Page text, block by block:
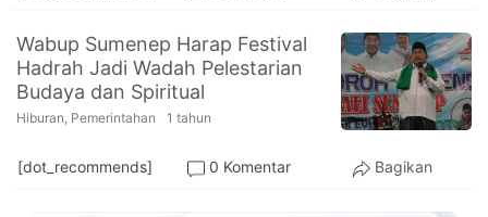
Wabup Sumenep Harap Festival
Hadrah Jadi Wadah Pelestarian
Budaya dan Spiritual
Hiburan, Pemerintahan 1 tahun
[dot_recommends] 0 Komentar Bagikan